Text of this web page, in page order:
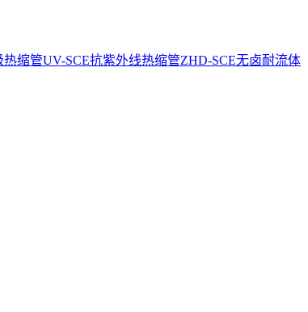
热缩管UV-SCE抗紫外线热缩管ZHD-SCE无卤耐流体